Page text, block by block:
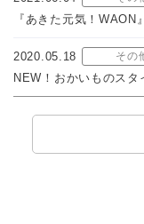
『あきた元気！WAON
2020.05.18 その
NEW！おかいものスタ